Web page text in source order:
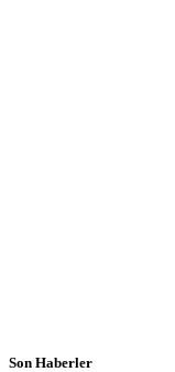
Son Haberler